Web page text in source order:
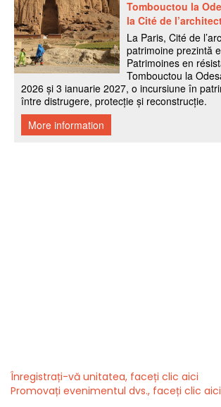
Înregistrați-vă unitatea, faceți clic aici
Promovați evenimentul dvs., faceți clic aici